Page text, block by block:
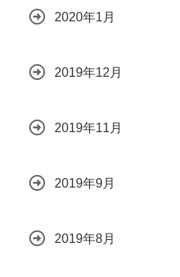
2020年1月
2019年12月
2019年11月
2019年9月
2019年8月